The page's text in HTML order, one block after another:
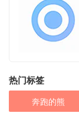
热门标签
奔跑的熊